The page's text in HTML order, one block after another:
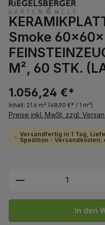
Smoke
M², 60 STK.
1.056,24 €*
Inhalt: 21.6 m² (48,90 €* / 1 m²)
Preise inkl. MwSt. zzgl.
Versandfertig in 1 Tag,
Spedition -
Produkt Anzahl:
In den